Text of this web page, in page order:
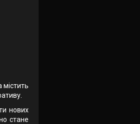
містить
нових
стане